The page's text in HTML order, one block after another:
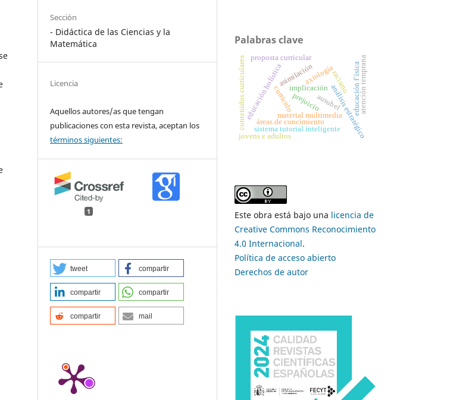
Sección
- Didáctica de las Ciencias y la
Matemática
Licencia
Aquellos autores/as que tengan
publicaciones con esta revista, aceptan los
términos siguientes:
1
tweet compartir
compartir compartir
compartir mail
Palabras clave
currículoimplicación
axiología
material multimedia
educación holística análisis estratégico
contenidos curriculares áreas de concimiento
educación f´ísicaatención temprana
asimilación racismo
prejuicio
sistema tutorial inteligente
ausubel
proposta curricular
jovens e adultos
Este obra está bajo una licencia de
Creative Commons Reconocimiento
4.0 Internacional.
Política de acceso abierto
Derechos de autor